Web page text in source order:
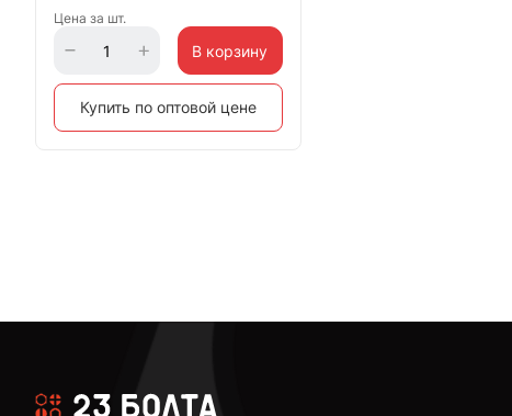
Цена за шт.
В корзину
Купить по оптовой цене